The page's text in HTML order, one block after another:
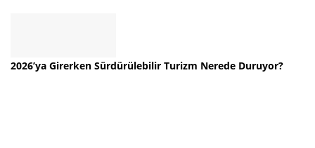
2026’ya Girerken Sürdürülebilir Turizm Nerede Duruyor?